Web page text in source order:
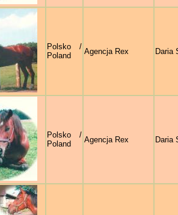
Polsko /
Poland
Agencja Rex Daria
Polsko /
Poland
Agencja Rex Daria